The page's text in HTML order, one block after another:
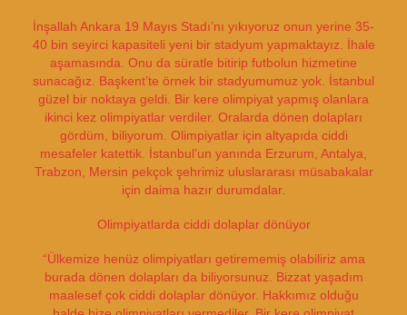
İnşallah Ankara 19 Mayıs Stadı’nı yıkıyoruz onun yerine 35-
40 bin seyirci kapasiteli yeni bir stadyum yapmaktayız. İhale
aşamasında. Onu da süratle bitirip futbolun hizmetine
sunacağız. Başkent’te örnek bir stadyumumuz yok. İstanbul
güzel bir noktaya geldi. Bir kere olimpiyat yapmış olanlara
ikinci kez olimpiyatlar verdiler. Oralarda dönen dolapları
gördüm, biliyorum. Olimpiyatlar için altyapıda ciddi
mesafeler katettik. İstanbul’un yanında Erzurum, Antalya,
Trabzon, Mersin pekçok şehrimiz uluslararası müsabakalar
için daima hazır durumdalar.
Olimpiyatlarda ciddi dolaplar dönüyor
“Ülkemize henüz olimpiyatları getirememiş olabiliriz ama
burada dönen dolapları da biliyorsunuz. Bizzat yaşadım
maalesef çok ciddi dolaplar dönüyor. Hakkımız olduğu